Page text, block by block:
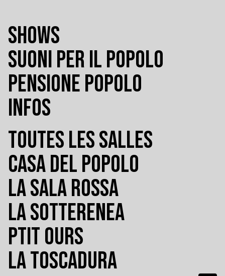
SHOWS
SUONI PER IL POPOLO
PENSIONE POPOLO
INFOS
TOUTES LES SALLES
CASA DEL POPOLO
LA SALA ROSSA
LA SOTTERENEA
PTIT OURS
LA TOSCADURA